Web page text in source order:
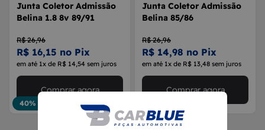
Junta Coletor Admissão
Belina 1.8 8v 89/91
R$ 26,96
R$ 16,15 no Pix
em até 1x de R$ 14,54 sem juros
40% OFF
Comprar agora
Junta Coletor Admissão
Belina 85/86
R$ 26,96
R$ 14,98 no Pix
em até 1x de R$ 13,48 sem juros
Comprar agora